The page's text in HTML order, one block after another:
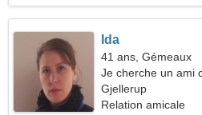
Ida
41 ans, Gémeaux
Je cherche un ami
Gjellerup
Relation amicale